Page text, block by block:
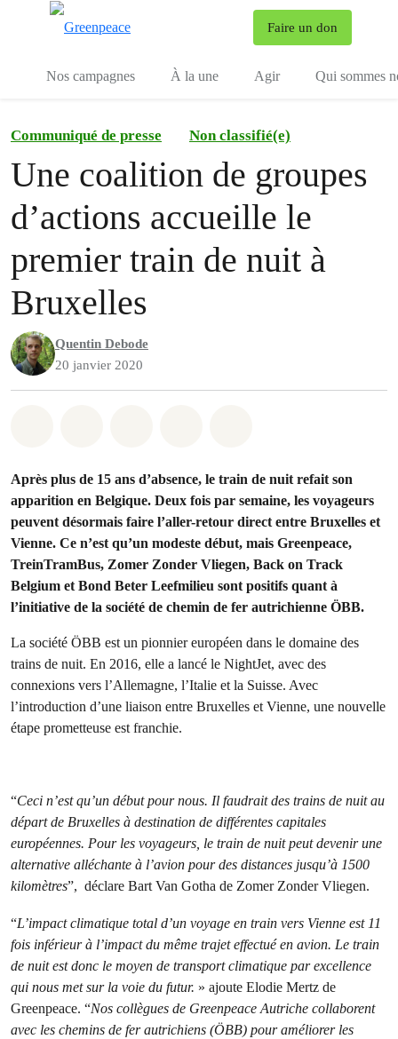
Faire un don
Nos campagnes À la une Agir Qui sommes
Communiqué de presse Non classifié(e)
Une coalition de groupes
d’actions accueille le
premier train de nuit à
Bruxelles
Quentin Debode
20 janvier 2020
Après plus de 15 ans d’absence, le train de nuit refait son
apparition en Belgique. Deux fois par semaine, les voyageurs
peuvent désormais faire l’aller-retour direct entre Bruxelles et
Vienne. Ce n’est qu’un modeste début, mais Greenpeace,
TreinTramBus, Zomer Zonder Vliegen, Back on Track
Belgium et Bond Beter Leefmilieu sont positifs quant à
l’initiative de la société de chemin de fer autrichienne ÖBB.
La société ÖBB est un pionnier européen dans le domaine des
trains de nuit. En 2016, elle a lancé le NightJet, avec des
connexions vers l’Allemagne, l’Italie et la Suisse. Avec
l’introduction d’une liaison entre Bruxelles et Vienne, une nouvelle
étape prometteuse est franchie.
“Ceci n’est qu’un début pour nous. Il faudrait des trains de nuit au
départ de Bruxelles à destination de différentes capitales
européennes. Pour les voyageurs, le train de nuit peut devenir une
alternative alléchante à l’avion pour des distances jusqu’à 1500
kilomètres”, déclare Bart Van Gotha de Zomer Zonder Vliegen.
“L’impact climatique total d’un voyage en train vers Vienne est 11
fois inférieur à l’impact du même trajet effectué en avion. Le train
de nuit est donc le moyen de transport climatique par excellence
qui nous met sur la voie du futur. » ajoute Elodie Mertz de
Greenpeace. “Nos collègues de Greenpeace Autriche collaborent
avec les chemins de fer autrichiens (ÖBB) pour améliorer les